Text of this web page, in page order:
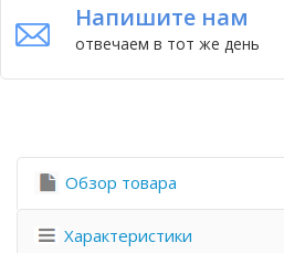
Напишите нам
отвечаем в тот же день
Обзор товара
Характеристики